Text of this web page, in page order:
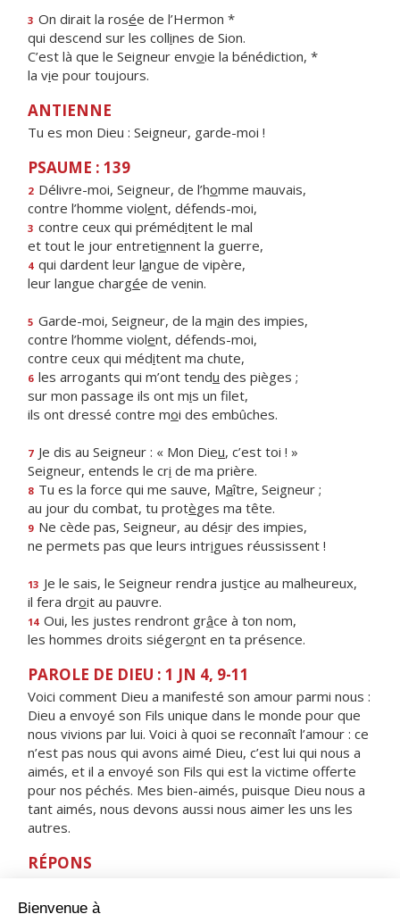
3 On dirait la rosée de l’Hermon *
qui descend sur les collines de Sion.
C’est là que le Seigneur envoie la bénédiction, *
la vie pour toujours.
ANTIENNE
Tu es mon Dieu : Seigneur, garde-moi !
PSAUME : 139
2 Délivre-moi, Seigneur, de l’homme mauvais,
contre l’homme violent, défends-moi,
3 contre ceux qui préméditent le mal
et tout le jour entretiennent la guerre,
4 qui dardent leur langue de vipère,
leur langue chargée de venin.
5 Garde-moi, Seigneur, de la main des impies,
contre l’homme violent, défends-moi,
contre ceux qui méditent ma chute,
6 les arrogants qui m’ont tendu des pièges ;
sur mon passage ils ont mis un filet,
ils ont dressé contre moi des embûches.
7 Je dis au Seigneur : « Mon Dieu, c’est toi ! »
Seigneur, entends le cri de ma prière.
8 Tu es la force qui me sauve, Maître, Seigneur ;
au jour du combat, tu protèges ma tête.
9 Ne cède pas, Seigneur, au désir des impies,
ne permets pas que leurs intrigues réussissent !
13 Je le sais, le Seigneur rendra justice au malheureux,
il fera droit au pauvre.
14 Oui, les justes rendront grâce à ton nom,
les hommes droits siégeront en ta présence.
PAROLE DE DIEU : 1 JN 4, 9-11
Voici comment Dieu a manifesté son amour parmi nous :
Dieu a envoyé son Fils unique dans le monde pour que
nous vivions par lui. Voici à quoi se reconnaît l’amour : ce
n’est pas nous qui avons aimé Dieu, c’est lui qui nous a
aimés, et il a envoyé son Fils qui est la victime offerte
pour nos péchés. Mes bien-aimés, puisque Dieu nous a
tant aimés, nous devons aussi nous aimer les uns les
autres.
RÉPONS
regarde le visage de ton messie.